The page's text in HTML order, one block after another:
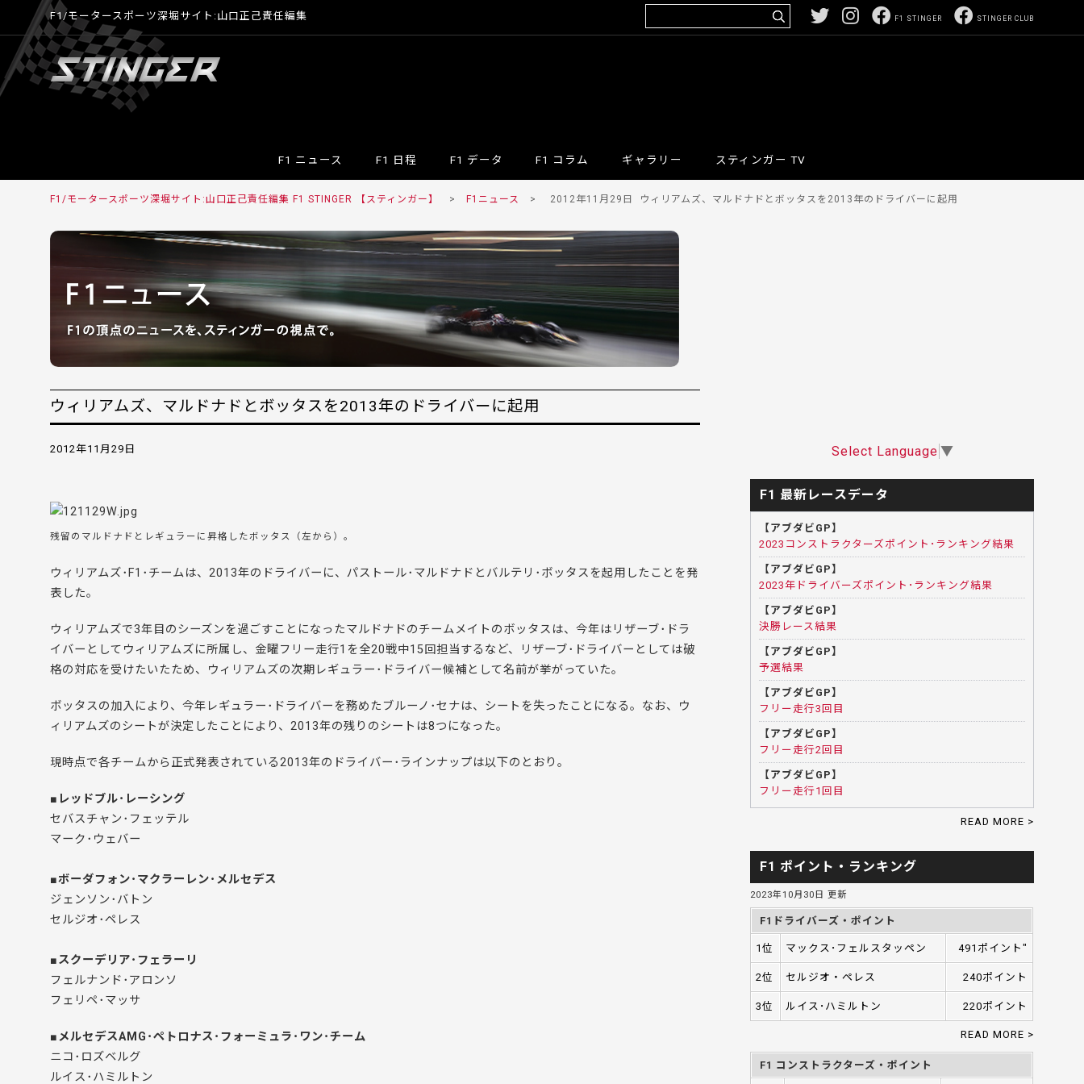
F1/モータースポーツ深堀サイト:山口正己責任編集 STINGER CLUB
F1 STINGER
F1 ニュース F1 日程 F1 データ F1 コラム ギャラリー スティンガー TV
F1/モータースポーツ深堀サイト:山口正己責任編集 F1 STINGER 【スティンガー】 > F1ニュース > 2012年11月29日 ウィリアムズ、マルドナドとボッタスを2013年のドライバーに起用
ウィリアムズ、マルドナドとボッタスを2013年のドライバーに起用
2012年11月29日
残留のマルドナドとレギュラーに昇格したボッタス（左から）。
ウィリアムズ･F1･チームは、2013年のドライバーに、パストール･マルドナドとバルテリ･ボッタスを起用したことを発
表した。
ウィリアムズで3年目のシーズンを過ごすことになったマルドナドのチームメイトのボッタスは、今年はリザーブ･ドラ
イバーとしてウィリアムズに所属し、金曜フリー走行1を全20戦中15回担当するなど、リザーブ･ドライバーとしては破
格の対応を受けたいたため、ウィリアムズの次期レギュラー･ドライバー候補として名前が挙がっていた。
ボッタスの加入により、今年レギュラー･ドライバーを務めたブルーノ･セナは、シートを失ったことになる。なお、ウ
ィリアムズのシートが決定したことにより、2013年の残りのシートは8つになった。
現時点で各チームから正式発表されている2013年のドライバー･ラインナップは以下のとおり。
■レッドブル･レーシング
セバスチャン･フェッテル
マーク･ウェバー
■ボーダフォン･マクラーレン･メルセデス
ジェンソン･バトン
セルジオ･ペレス
■スクーデリア･フェラーリ
フェルナンド･アロンソ
フェリペ･マッサ
■メルセデスAMG･ペトロナス･フォーミュラ･ワン･チーム
ニコ･ロズベルグ
ルイス･ハミルトン
Select Language ▼
F1 最新レースデータ
【アブダビGP】
2023コンストラクターズポイント･ランキング結果
【アブダビGP】
2023年ドライバーズポイント･ランキング結果
【アブダビGP】
決勝レース結果
【アブダビGP】
予選結果
【アブダビGP】
フリー走行3回目
【アブダビGP】
フリー走行2回目
【アブダビGP】
フリー走行1回目
READ MORE >
F1 ポイント・ランキング
2023年10月30日 更新
F1ドライバーズ・ポイント
1位 マックス･フェルスタッペン 491ポイント"
2位 セルジオ・ペレス 240ポイント
3位 ルイス･ハミルトン 220ポイント
READ MORE >
F1 コンストラクターズ・ポイント